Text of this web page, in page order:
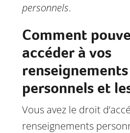
personnels.
Comment
accéder à vos
renseignements
personnels et
Vous avez le droit
renseignements